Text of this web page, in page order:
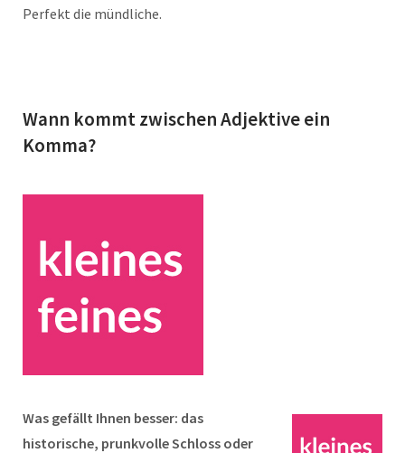
Perfekt die mündliche.
Wann kommt zwischen Adjektive ein
Komma?
Was gefällt Ihnen besser: das
historische, prunkvolle Schloss oder